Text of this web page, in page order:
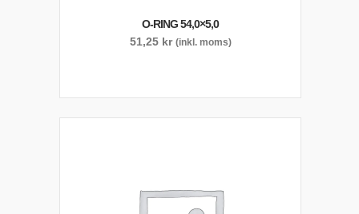
O-RING 54,0×5,0
51,25 kr (inkl. moms)